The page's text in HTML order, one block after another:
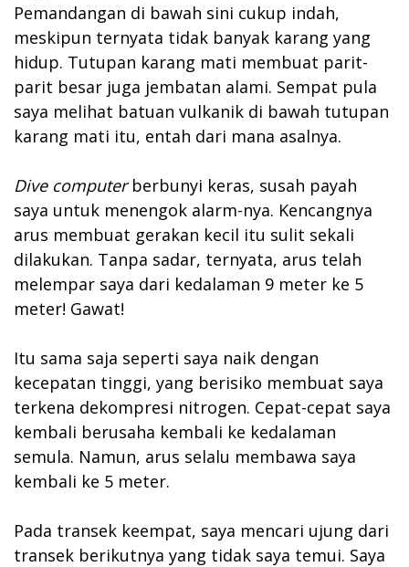
Pemandangan di bawah sini cukup indah,
meskipun ternyata tidak banyak karang yang
hidup. Tutupan karang mati membuat parit-
parit besar juga jembatan alami. Sempat pula
saya melihat batuan vulkanik di bawah tutupan
karang mati itu, entah dari mana asalnya.
Dive computerberbunyi keras, susah payah
saya untuk menengok alarm-nya. Kencangnya
arus membuat gerakan kecil itu sulit sekali
dilakukan. Tanpa sadar, ternyata, arus telah
melempar saya dari kedalaman 9 meter ke 5
meter! Gawat!
Itu sama saja seperti saya naik dengan
kecepatan tinggi, yang berisiko membuat saya
terkena dekompresi nitrogen. Cepat-cepat saya
kembali berusaha kembali ke kedalaman
semula. Namun, arus selalu membawa saya
kembali ke 5 meter.
Pada transek keempat, saya mencari ujung dari
transek berikutnya yang tidak saya temui. Saya